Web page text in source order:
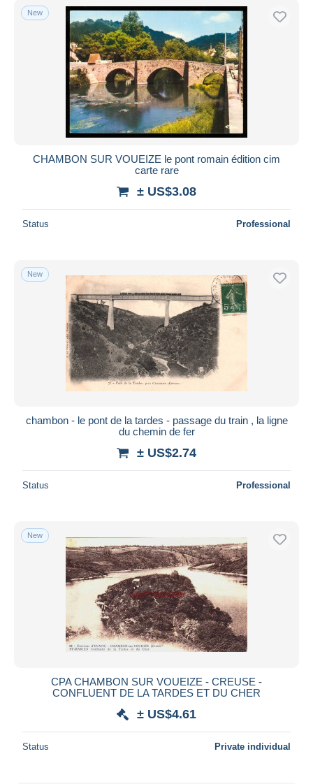
New
CHAMBON SUR VOUEIZE le pont romain édition cim
carte rare
± US$3.08
Status Professional
New
chambon - le pont de la tardes - passage du train , la ligne
du chemin de fer
± US$2.74
Status Professional
New
CPA CHAMBON SUR VOUEIZE - CREUSE -
CONFLUENT DE LA TARDES ET DU CHER
± US$4.61
Status Private individual